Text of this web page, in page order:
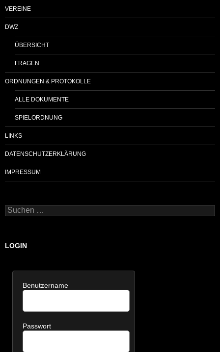
VEREINE
DWZ
ÜBERSICHT
FRAGEN
ORDNUNGEN & PROTOKOLLE
ALLE DOKUMENTE
SPIELORDNUNG
LINKS
DATENSCHUTZERKLÄRUNG
IMPRESSUM
Suchen
nach:
LOGIN
Benutzername
Passwort